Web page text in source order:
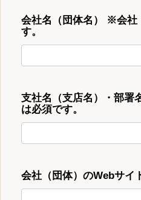
会社名（団体名） ※会社
す。
支社名（支店名）・部
は必須です。
会社（団体）のWebサイ